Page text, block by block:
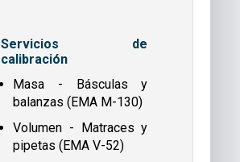
Servicios de
calibración
Masa - Básculas y
balanzas (EMA M-130)
Volumen - Matraces y
pipetas (EMA V-52)